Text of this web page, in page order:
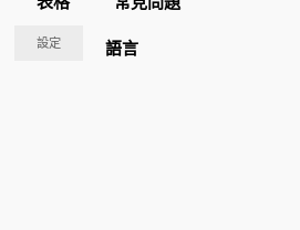
租泊車許可證
設定 語言